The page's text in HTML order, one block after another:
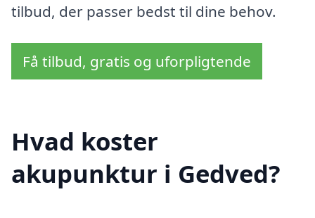
tilbud, der passer bedst til dine behov.
Få tilbud, gratis og uforpligtende
Hvad koster
akupunktur i Gedved?